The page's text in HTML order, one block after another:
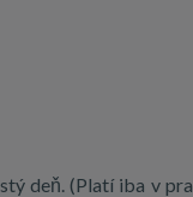
deň. (Platí iba v